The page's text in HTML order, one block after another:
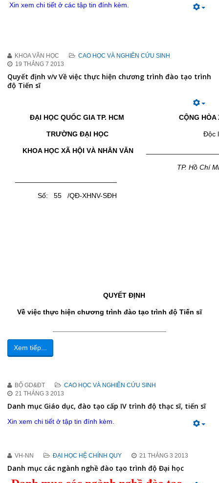
Xin xem chi tiết ở các tập tin đính kèm.
KHOA VĂN HỌC
CAO HỌC VÀ NGHIÊN CỨU SINH
19 THÁNG 7 2013
Quyết định v/v Về việc thực hiện chương trình đào tạo trình
độ Tiến sĩ
ĐẠI HỌC QUỐC GIA TP. HCM
TRƯỜNG ĐẠI HỌC
KHOA HỌC XÃ HỘI VÀ NHÂN VĂN
Số: 55 /QĐ-XHNV-SĐH
CỘNG HÒA
Độc
TP. Hồ Chí
QUYẾT ĐỊNH
Về việc thực hiện chương trình đào tạo trình độ Tiến sĩ
Xem tiếp...
BỘ GD&ĐT
CAO HỌC VÀ NGHIÊN CỨU SINH
21 THÁNG 3 2013
Danh mục Giáo dục, đào tạo cấp IV trình độ thạc sĩ, tiến sĩ
Xin xem chi tiết ở tập tin đính kèm.
VH-NN ĐẠI HỌC HỆ CHÍNH QUY 21 THÁNG 3 2013
Danh mục các ngành nghề đào tạo trình độ Đại học